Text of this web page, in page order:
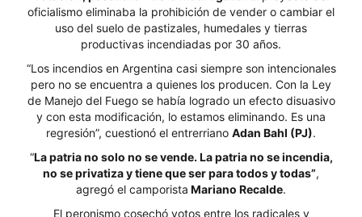
oficialismo eliminaba la prohibición de vender o cambiar el
uso del suelo de pastizales, humedales y tierras
productivas incendiadas por 30 años.
“Los incendios en Argentina casi siempre son intencionales
pero no se encuentra a quienes los producen. Con la Ley
de Manejo del Fuego se había logrado un efecto disuasivo
y con esta modificación, lo estamos eliminando. Es una
regresión”, cuestionó el entrerriano Adan Bahl (PJ).
“La patria no solo no se vende. La patria no se incendia,
no se privatiza y tiene que ser para todos y todas”,
agregó el camporista Mariano Recalde.
El peronismo cosechó votos entre los radicales y